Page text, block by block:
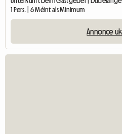
1 Pers. | 6 Méint als Minimum
Annonce